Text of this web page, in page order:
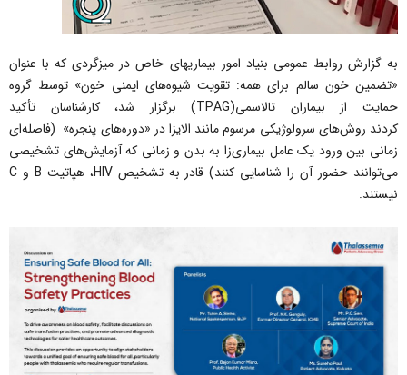
به گزارش روابط عمومی بنیاد امور بیماریهای خاص در میزگردی که با عنوان
«تضمین خون سالم برای همه: تقویت شیوه‌های ایمنی خون» توسط گروه
حمایت از بیماران تالاسمی(TPAG) برگزار شد، کارشناسان تأکید
کردند روش‌های سرولوژیکی مرسوم مانند الایزا در «دوره‌های پنجره» (فاصله‌ای
زمانی بین ورود یک عامل بیماری‌زا به بدن و زمانی که آزمایش‌های تشخیصی
می‌توانند حضور آن را شناسایی کنند) قادر به تشخیص HIV، هپاتیت B و C
نیستند.